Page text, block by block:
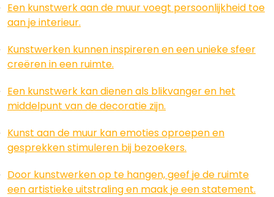
Een kunstwerk aan de muur voegt persoonlijkheid toe
aan je interieur.
Kunstwerken kunnen inspireren en een unieke sfeer
creëren in een ruimte.
Een kunstwerk kan dienen als blikvanger en het
middelpunt van de decoratie zijn.
Kunst aan de muur kan emoties oproepen en
gesprekken stimuleren bij bezoekers.
Door kunstwerken op te hangen, geef je de ruimte
een artistieke uitstraling en maak je een statement.